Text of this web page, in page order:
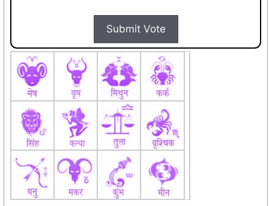
Submit Vote